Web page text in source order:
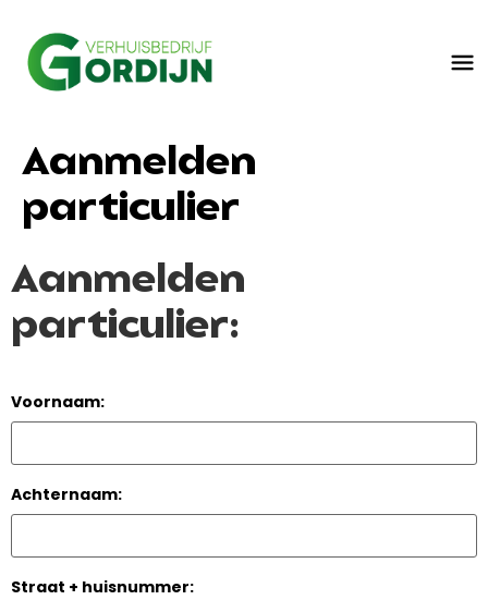
Aanmelden
particulier
Aanmelden
particulier:
Voornaam:
Achternaam:
Straat + huisnummer: